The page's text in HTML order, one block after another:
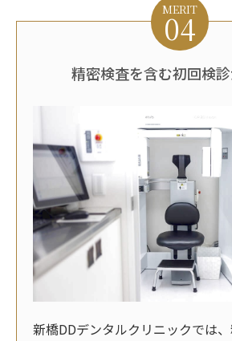
MERIT
04
精密検査を含む初回検
新橋DDデンタルクリニックでは